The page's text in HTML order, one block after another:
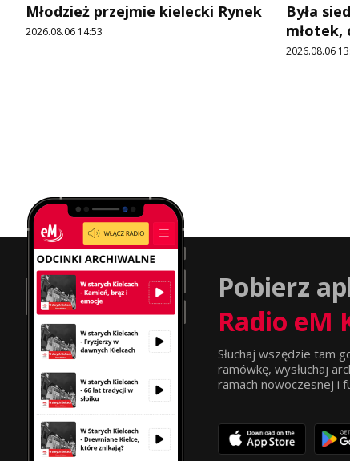
Młodzież przejmie kielecki Rynek
2026.08.06 14:53
Była
młotek,
2026.08.06
Pobierz
Radio eM
Słuchaj wszędzie tam
ramówkę, wysłuchaj
ramach nowoczesnej i